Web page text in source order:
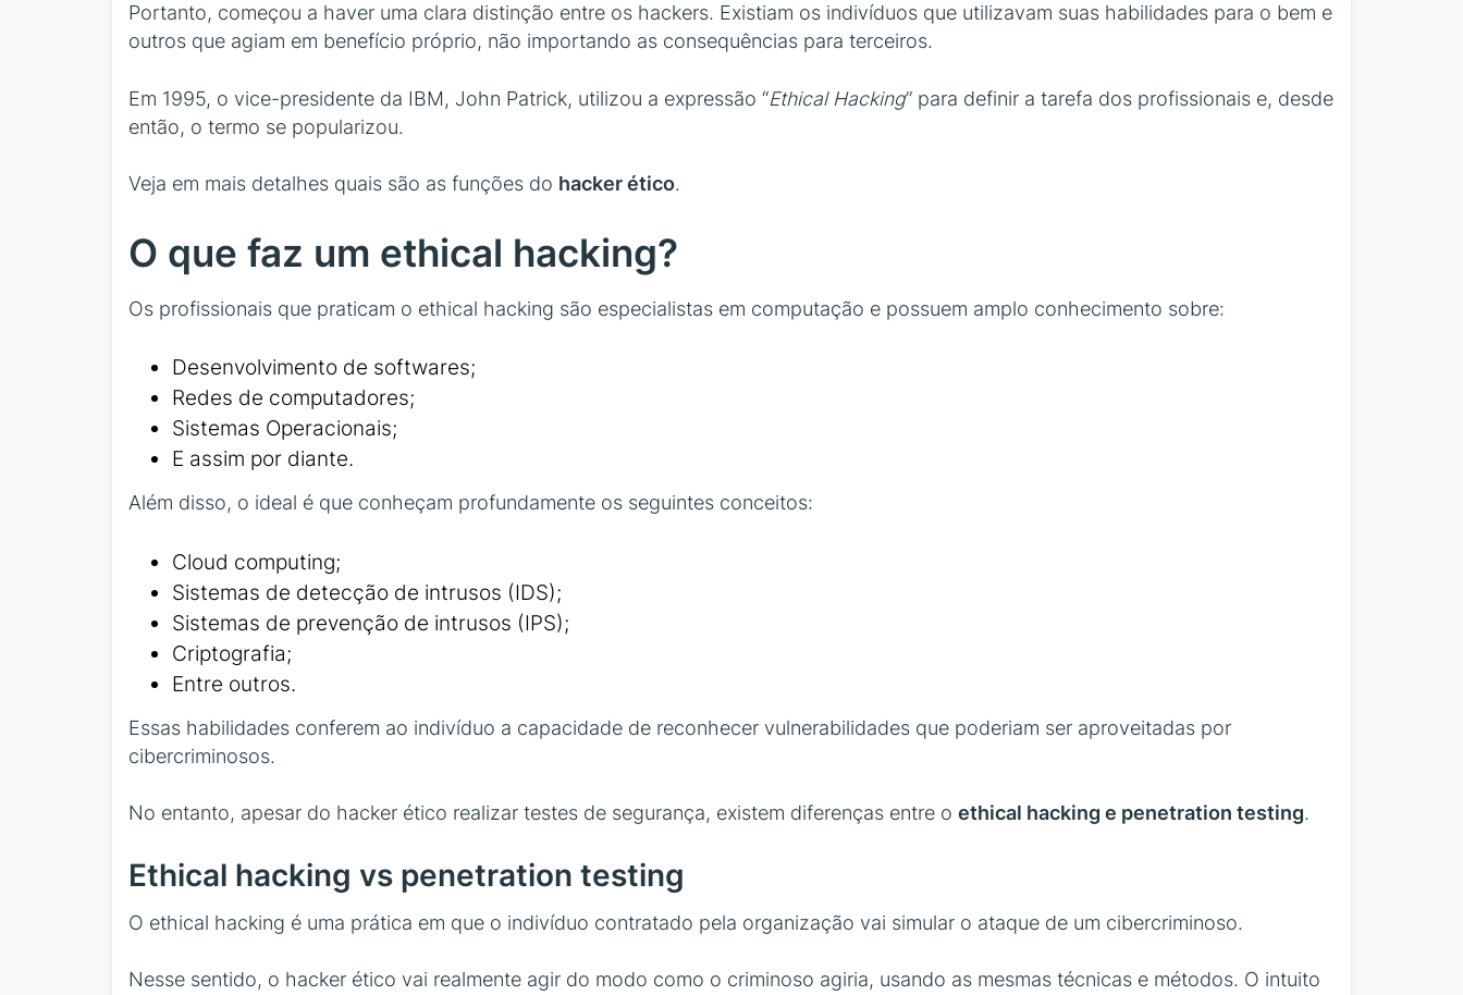
Portanto, começou a haver uma clara distinção entre os hackers. Existiam os indivíduos que utilizavam suas habilidades para o bem e
outros que agiam em benefício próprio, não importando as consequências para terceiros.
Em 1995, o vice-presidente da IBM, John Patrick, utilizou a expressão “Ethical Hacking” para definir a tarefa dos profissionais e, desde
então, o termo se popularizou.
Veja em mais detalhes quais são as funções do hacker ético.
O que faz um ethical hacking?
Os profissionais que praticam o ethical hacking são especialistas em computação e possuem amplo conhecimento sobre:
Desenvolvimento de softwares;
Redes de computadores;
Sistemas Operacionais;
E assim por diante.
Além disso, o ideal é que conheçam profundamente os seguintes conceitos:
Cloud computing;
Sistemas de detecção de intrusos (IDS);
Sistemas de prevenção de intrusos (IPS);
Criptografia;
Entre outros.
Essas habilidades conferem ao indivíduo a capacidade de reconhecer vulnerabilidades que poderiam ser aproveitadas por
cibercriminosos.
No entanto, apesar do hacker ético realizar testes de segurança, existem diferenças entre o ethical hacking e penetration testing.
Ethical hacking vs penetration testing
O ethical hacking é uma prática em que o indivíduo contratado pela organização vai simular o ataque de um cibercriminoso.
Nesse sentido, o hacker ético vai realmente agir do modo como o criminoso agiria, usando as mesmas técnicas e métodos. O intuito